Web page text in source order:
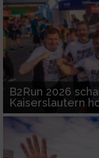
B2Run 2026
Kaiserslautern